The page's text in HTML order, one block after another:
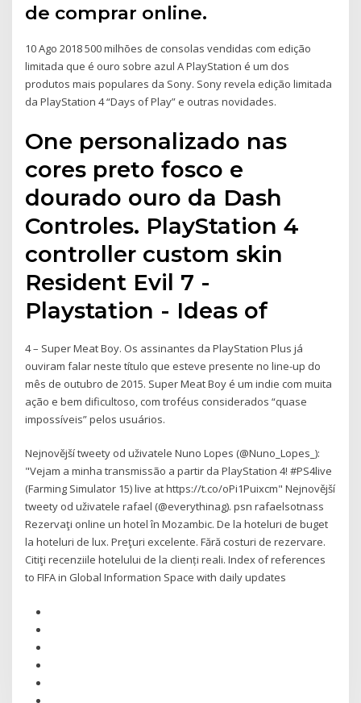
de comprar online.
10 Ago 2018 500 milhões de consolas vendidas com edição
limitada que é ouro sobre azul A PlayStation é um dos
produtos mais populares da Sony. Sony revela edição limitada
da PlayStation 4 “Days of Play” e outras novidades.
One personalizado nas
cores preto fosco e
dourado ouro da Dash
Controles. PlayStation 4
controller custom skin
Resident Evil 7 -
Playstation - Ideas of
4 – Super Meat Boy. Os assinantes da PlayStation Plus já
ouviram falar neste título que esteve presente no line-up do
mês de outubro de 2015. Super Meat Boy é um indie com muita
ação e bem dificultoso, com troféus considerados “quase
impossíveis” pelos usuários.
Nejnovější tweety od uživatele Nuno Lopes (@Nuno_Lopes_):
"Vejam a minha transmissão a partir da PlayStation 4! #PS4live
(Farming Simulator 15) live at https://t.co/oPi1Puixcm" Nejnovější
tweety od uživatele rafael (@everythinag). psn rafaelsotnass
Rezervaţi online un hotel în Mozambic. De la hoteluri de buget
la hoteluri de lux. Preţuri excelente. Fără costuri de rezervare.
Citiţi recenziile hotelului de la clienți reali. Index of references
to FIFA in Global Information Space with daily updates